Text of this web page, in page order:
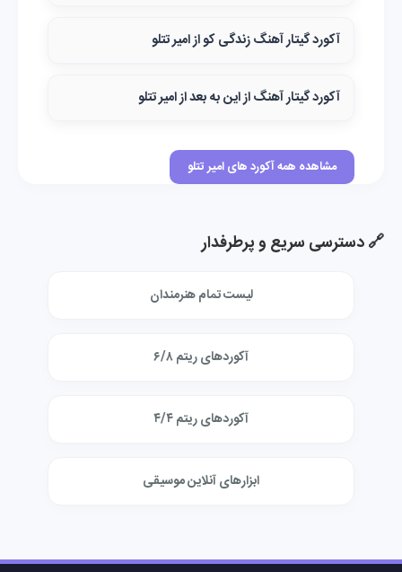
آکورد گیتار آهنگ زندگی کو از امیر تتلو
آکورد گیتار آهنگ از این به بعد از امیر تتلو
مشاهده همه آکورد های امیر تتلو
🔗 دسترسی سریع و پرطرفدار
لیست تمام هنرمندان
آکوردهای ریتم ۶/۸
آکوردهای ریتم ۴/۴
ابزارهای آنلاین موسیقی